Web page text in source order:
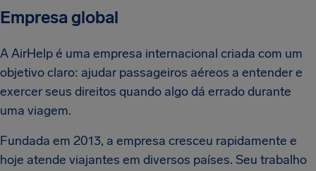
Empresa global
A AirHelp é uma empresa internacional criada com um
objetivo claro: ajudar passageiros aéreos a entender e
exercer seus direitos quando algo dá errado durante
uma viagem.
Fundada em 2013, a empresa cresceu rapidamente e
hoje atende viajantes em diversos países. Seu trabalho